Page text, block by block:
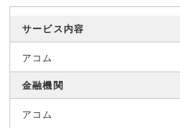
サービス内容
アコム
金融機関
アコム